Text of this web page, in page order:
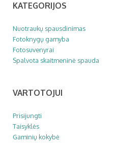
KATEGORIJOS
Nuotraukų spausdinimas
Fotoknygų gamyba
Fotosuvenyrai
Spalvota skaitmeninė spauda
VARTOTOJUI
Prisijungti
Taisyklės
Gaminių kokybė